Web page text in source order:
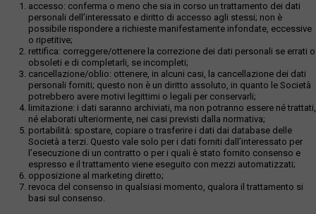
accesso: conferma o meno che sia in corso un trattamento dei dati
personali dell’interessato e diritto di accesso agli stessi; non è
possibile rispondere a richieste manifestamente infondate, eccessive
o ripetitive;
rettifica: correggere/ottenere la correzione dei dati personali se errati o
obsoleti e di completarli, se incompleti;
cancellazione/oblio: ottenere, in alcuni casi, la cancellazione dei dati
personali forniti; questo non è un diritto assoluto, in quanto le Società
potrebbero avere motivi legittimi o legali per conservarli;
limitazione: i dati saranno archiviati, ma non potranno essere né trattati,
né elaborati ulteriormente, nei casi previsti dalla normativa;
portabilità: spostare, copiare o trasferire i dati dai database delle
Società a terzi. Questo vale solo per i dati forniti dall’interessato per
l’esecuzione di un contratto o per i quali è stato fornito consenso e
espresso e il trattamento viene eseguito con mezzi automatizzati;
opposizione al marketing diretto;
revoca del consenso in qualsiasi momento, qualora il trattamento si
basi sul consenso.